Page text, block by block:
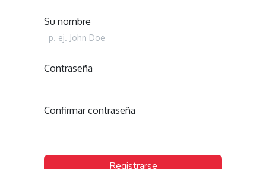
Su nombre
Contraseña
Confirmar contraseña
Registrarse